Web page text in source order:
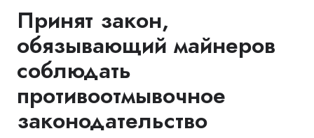
Принят закон,
обязывающий майнеров
соблюдать
противоотмывочное
законодательство